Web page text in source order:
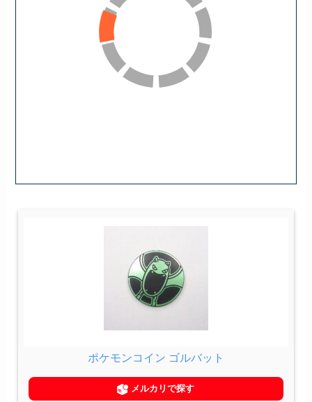
ポケモンコイン ゴルバット
メルカリで探す